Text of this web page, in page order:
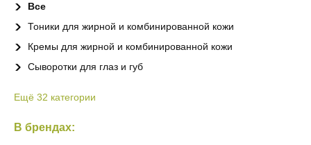
Все
Тоники для жирной и комбинированной кожи
Кремы для жирной и комбинированной кожи
Сыворотки для глаз и губ
Ещё 32 категории
В брендах: